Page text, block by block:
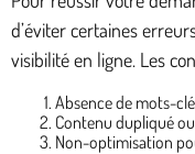
d’éviter certaines
visibilité en ligne. Les
Absence de mots-
Contenu dupliqué
Non-optimisation